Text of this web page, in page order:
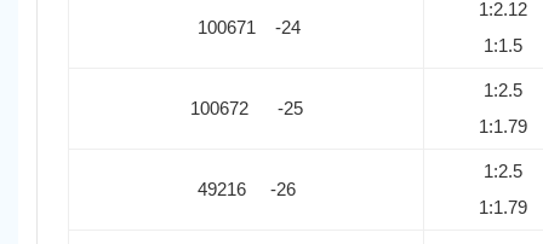
100671 -24
1:2.12
1:1.5
100672 -25
1:2.5
1:1.79
49216 -26
1:2.5
1:1.79